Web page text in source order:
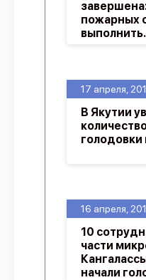
16 апреля,
10
части
начали
17 апреля,
В Якутии
пожарных
выполнить.